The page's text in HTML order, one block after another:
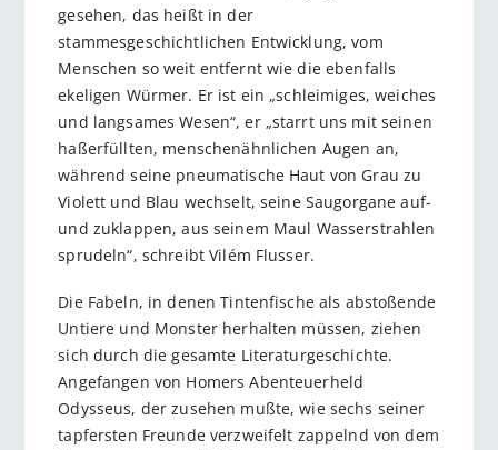
gesehen, das heißt in der
stammesgeschichtlichen Entwicklung, vom
Menschen so weit entfernt wie die ebenfalls
ekeligen Würmer. Er ist ein „schleimiges, weiches
und langsames Wesen“, er „starrt uns mit seinen
haßerfüllten, menschenähnlichen Augen an,
während seine pneumatische Haut von Grau zu
Violett und Blau wechselt, seine Saugorgane auf-
und zuklappen, aus seinem Maul Wasserstrahlen
sprudeln“, schreibt Vilém Flusser.
Die Fabeln, in denen Tintenfische als abstoßende
Untiere und Monster herhalten müssen, ziehen
sich durch die gesamte Literaturgeschichte.
Angefangen von Homers Abenteuerheld
Odysseus, der zusehen mußte, wie sechs seiner
tapfersten Freunde verzweifelt zappelnd von dem